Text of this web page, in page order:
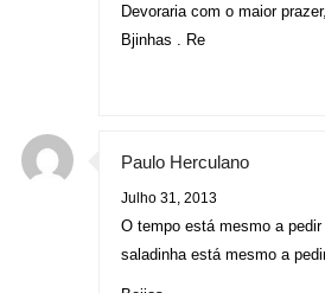
Devoraria com o maior
Bjinhas . Re
Paulo Herculano
Julho 31, 2013
O tempo está mesmo a
saladinha está mesmo a